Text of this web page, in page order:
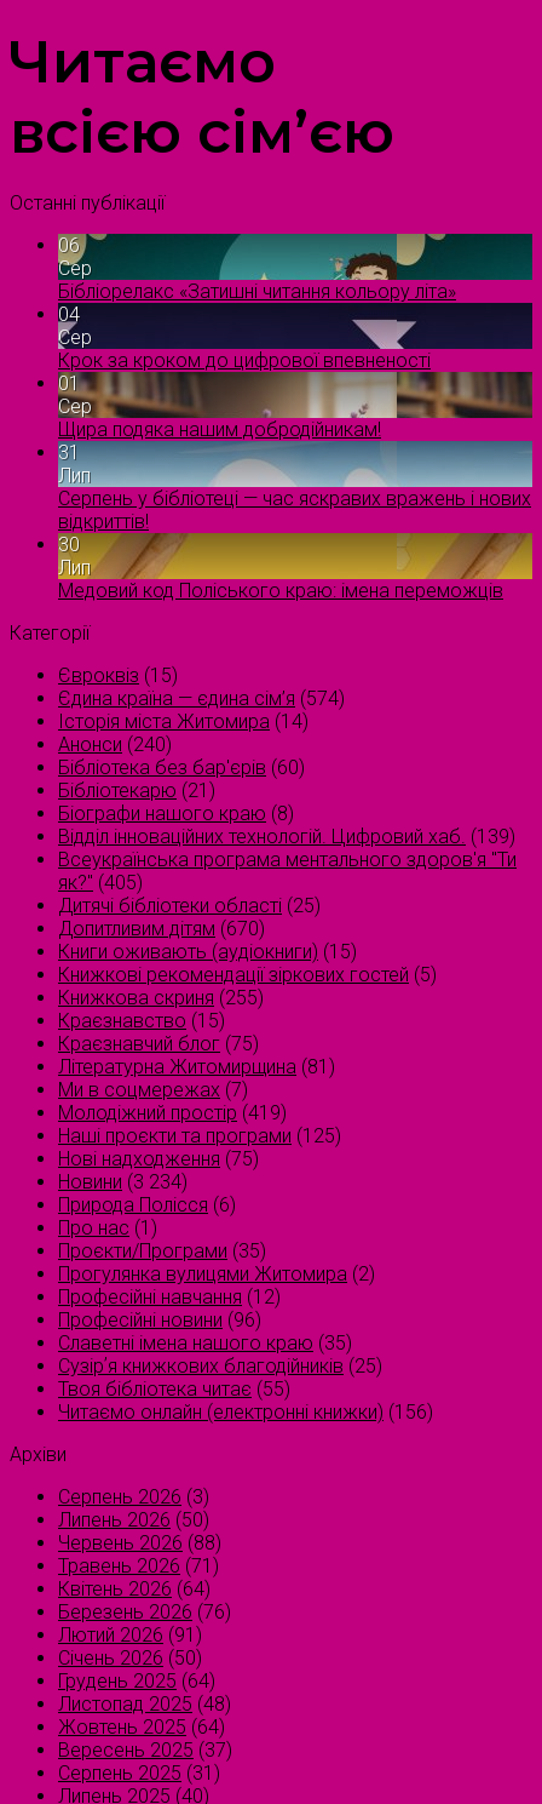
Читаємо
всією сім’єю
Останні публікації
06
Сер
Бібліорелакс «Затишні читання кольору літа»
04
Сер
Крок за кроком до цифрової впевненості
01
Сер
Щира подяка нашим добродійникам!
31
Лип
Серпень у бібліотеці — час яскравих вражень і нових
відкриттів!
30
Лип
Медовий код Поліського краю: імена переможців
Категорії
Євроквіз (15)
Єдина країна — єдина сім’я (574)
Історія міста Житомира (14)
Анонси (240)
Бібліотека без бар'єрів (60)
Бібліотекарю (21)
Біографи нашого краю (8)
Відділ інноваційних технологій. Цифровий хаб. (139)
Всеукраїнська програма ментального здоров'я "Ти
як?" (405)
Дитячі бібліотеки області (25)
Допитливим дітям (670)
Книги оживають (аудіокниги) (15)
Книжкові рекомендації зіркових гостей (5)
Книжкова скриня (255)
Краєзнавство (15)
Краєзнавчий блог (75)
Літературна Житомирщина (81)
Ми в соцмережах (7)
Молодіжний простір (419)
Наші проєкти та програми (125)
Нові надходження (75)
Новини (3 234)
Природа Полісся (6)
Про нас (1)
Проєкти/Програми (35)
Прогулянка вулицями Житомира (2)
Професійні навчання (12)
Професійні новини (96)
Славетні імена нашого краю (35)
Сузірʼя книжкових благодійників (25)
Твоя бібліотека читає (55)
Читаємо онлайн (електронні книжки) (156)
Архіви
Серпень 2026 (3)
Липень 2026 (50)
Червень 2026 (88)
Травень 2026 (71)
Квітень 2026 (64)
Березень 2026 (76)
Лютий 2026 (91)
Січень 2026 (50)
Грудень 2025 (64)
Листопад 2025 (48)
Жовтень 2025 (64)
Вересень 2025 (37)
Серпень 2025 (31)
Липень 2025 (40)